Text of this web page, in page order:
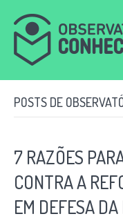
POSTS DE
7 RAZÕES
CONTRA A
EM DEFESA